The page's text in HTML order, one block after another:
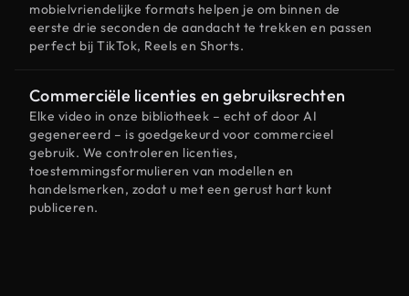
mobielvriendelijke formats helpen je om binnen de
eerste drie seconden de aandacht te trekken en passen
perfect bij TikTok, Reels en Shorts.
Commerciële licenties en gebruiksrechten
Elke video in onze bibliotheek – echt of door AI
gegenereerd – is goedgekeurd voor commercieel
gebruik. We controleren licenties,
toestemmingsformulieren van modellen en
handelsmerken, zodat u met een gerust hart kunt
publiceren.